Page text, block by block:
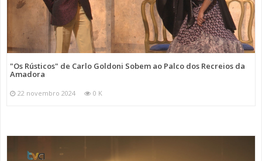
"Os Rústicos" de Carlo Goldoni Sobem ao Palco dos Recreios da
Amadora
22 novembro 2024 0 K